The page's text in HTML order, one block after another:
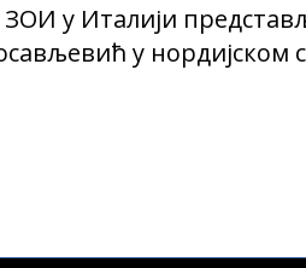
ЗОИ у Италији
у нордијском